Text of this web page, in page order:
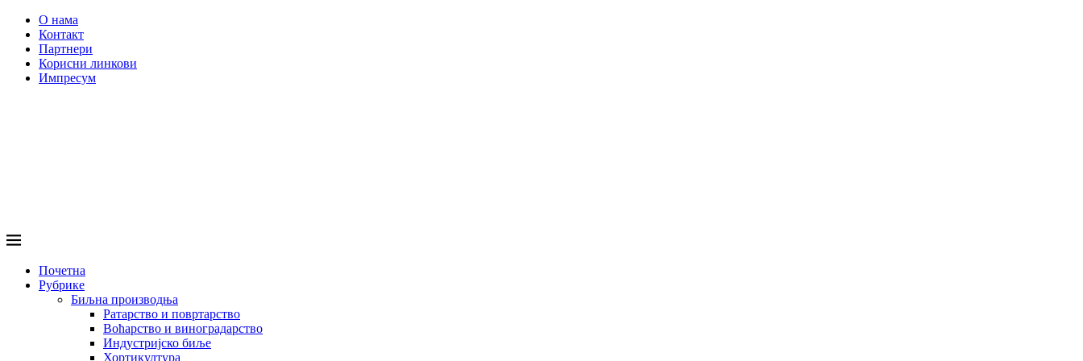
О нама
Контакт
Партнери
Корисни линкови
Импресум
Почетна
Рубрике
Биљна производња
Ратарство и повртарство
Воћарство и виноградарство
Индустријско биље
Хортикултура